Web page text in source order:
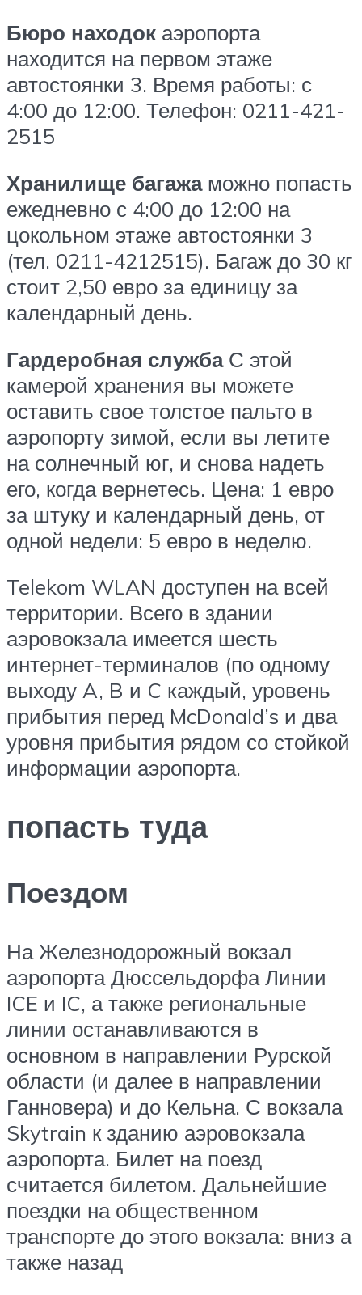
Бюро находок аэропорта
находится на первом этаже
автостоянки 3. Время работы: с
4:00 до 12:00. Телефон: 0211-421-
2515
Хранилище багажаможно попасть
ежедневно с 4:00 до 12:00 на
цокольном этаже автостоянки 3
(тел. 0211-4212515). Багаж до 30 кг
стоит 2,50 евро за единицу за
календарный день.
Гардеробная службаС этой
камерой хранения вы можете
оставить свое толстое пальто в
аэропорту зимой, если вы летите
на солнечный юг, и снова надеть
его, когда вернетесь. Цена: 1 евро
за штуку и календарный день, от
одной недели: 5 евро в неделю.
Telekom WLAN доступен на всей
территории. Всего в здании
аэровокзала имеется шесть
интернет-терминалов (по одному
выходу A, B и C каждый, уровень
прибытия перед McDonald’s и два
уровня прибытия рядом со стойкой
информации аэропорта.
попасть туда
Поездом
На Железнодорожный вокзал
аэропорта Дюссельдорфа Линии
ICE и IC, а также региональные
линии останавливаются в
основном в направлении Рурской
области (и далее в направлении
Ганновера) и до Кельна. С вокзала
Skytrain к зданию аэровокзала
аэропорта. Билет на поезд
считается билетом. Дальнейшие
поездки на общественном
транспорте до этого вокзала: вниз а
также назад